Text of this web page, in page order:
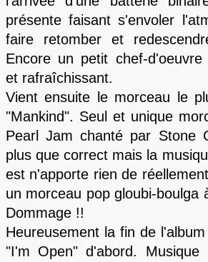
présente faisant s'envoler
faire retomber et
Encore un petit chef-
et rafraîchissant.
Vient ensuite le morceau le
"Mankind". Seul et unique
Pearl Jam chanté par Stone
plus que correct mais la
est n'apporte rien de
un morceau pop gloubi-boulga
Dommage !!
Heureusement la fin de
"I'm Open" d'abord. Musique